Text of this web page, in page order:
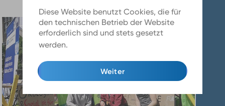
Diese Website benutzt Cookies, die für
den technischen Betrieb der Website
erforderlich sind und stets gesetzt
werden.
Weiter